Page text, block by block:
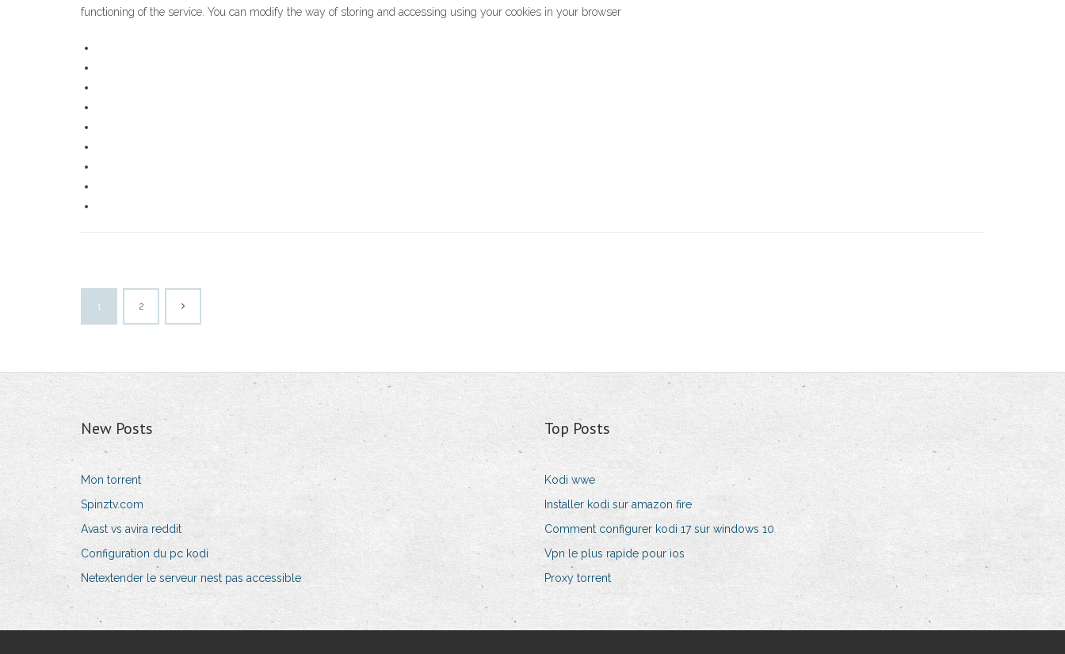
functioning of the service. You can modify the way of storing and accessing using your cookies in your browser
1 2
New Posts
Mon torrent
Spinztv.com
Avast vs avira reddit
Configuration du pc kodi
Netextender le serveur nest pas accessible
Top Posts
Kodi wwe
Installer kodi sur amazon fire
Comment configurer kodi 17 sur windows 10
Vpn le plus rapide pour ios
Proxy torrent